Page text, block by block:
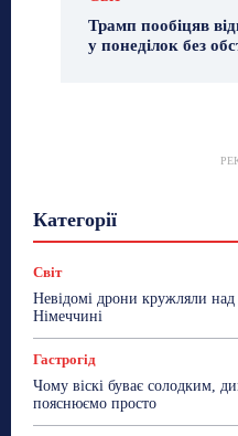
Трамп пообіцяв
у понеділок без
Категорії
ТехноМанія
Світ
Невідомі дрони кружляли
Німеччині
Гастрогід
Чому віскі буває солодким,
пояснюємо просто